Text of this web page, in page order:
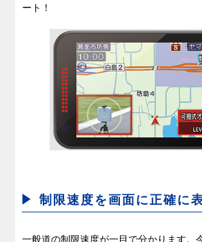
ート！
制限速度を画面に正確に
一般道の制限速度が一目で分かります。